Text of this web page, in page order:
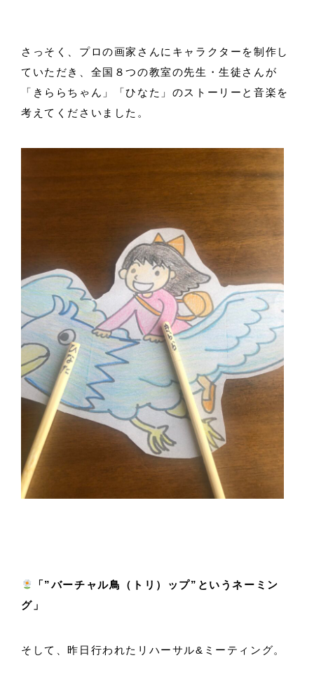
さっそく、プロの画家さんにキャラクターを制作し
ていただき、全国８つの教室の先生・生徒さんが
「きららちゃん」「ひなた」のストーリーと音楽を
考えてくださいました。
「”バーチャル鳥（トリ）ップ”というネーミン
グ」
そして、昨日行われたリハーサル&ミーティング。